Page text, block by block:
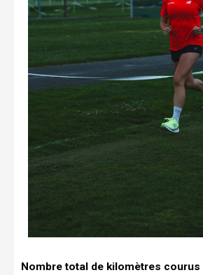
Nombre total de kilomètres courus